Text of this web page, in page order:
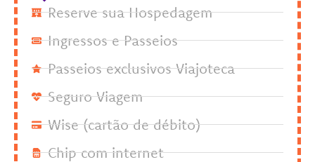
Reserve sua Hospedagem
Ingressos e Passeios
Passeios exclusivos Viajoteca
Seguro Viagem
Wise (cartão de débito)
Chip com internet